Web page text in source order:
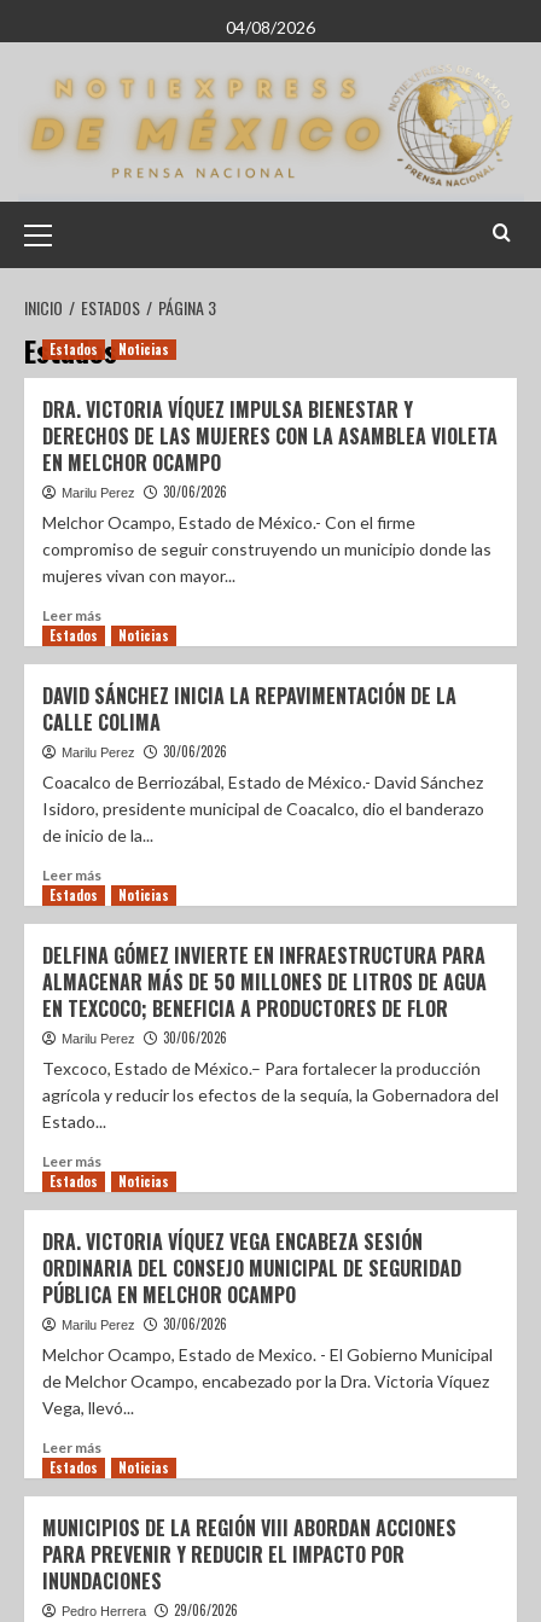
04/08/2026
INICIO ESTADOS PÁGINA 3
Estados
Estados Noticias
DRA. VICTORIA VÍQUEZ IMPULSA BIENESTAR Y
DERECHOS DE LAS MUJERES CON LA ASAMBLEA VIOLETA
EN MELCHOR OCAMPO
Marilu Perez 30/06/2026
Melchor Ocampo, Estado de México.- Con el firme
compromiso de seguir construyendo un municipio donde las
mujeres vivan con mayor...
Leer más
Estados Noticias
DAVID SÁNCHEZ INICIA LA REPAVIMENTACIÓN DE LA
CALLE COLIMA
Marilu Perez 30/06/2026
Coacalco de Berriozábal, Estado de México.- David Sánchez
Isidoro, presidente municipal de Coacalco, dio el banderazo
de inicio de la...
Leer más
Estados Noticias
DELFINA GÓMEZ INVIERTE EN INFRAESTRUCTURA PARA
ALMACENAR MÁS DE 50 MILLONES DE LITROS DE AGUA
EN TEXCOCO; BENEFICIA A PRODUCTORES DE FLOR
Marilu Perez 30/06/2026
Texcoco, Estado de México.– Para fortalecer la producción
agrícola y reducir los efectos de la sequía, la Gobernadora del
Estado...
Leer más
Estados Noticias
DRA. VICTORIA VÍQUEZ VEGA ENCABEZA SESIÓN
ORDINARIA DEL CONSEJO MUNICIPAL DE SEGURIDAD
PÚBLICA EN MELCHOR OCAMPO
Marilu Perez 30/06/2026
Melchor Ocampo, Estado de Mexico. - El Gobierno Municipal
de Melchor Ocampo, encabezado por la Dra. Victoria Víquez
Vega, llevó...
Leer más
Estados Noticias
MUNICIPIOS DE LA REGIÓN VIII ABORDAN ACCIONES
PARA PREVENIR Y REDUCIR EL IMPACTO POR
INUNDACIONES
Pedro Herrera 29/06/2026